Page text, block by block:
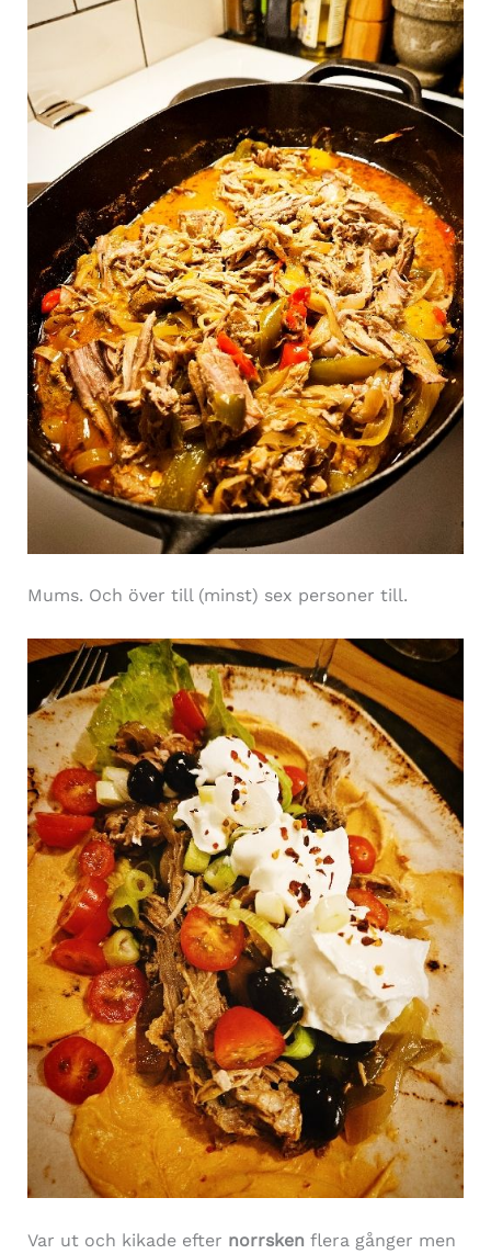
Mums. Och över till (minst) sex personer till.
Var ut och kikade efter norrsken flera gånger men